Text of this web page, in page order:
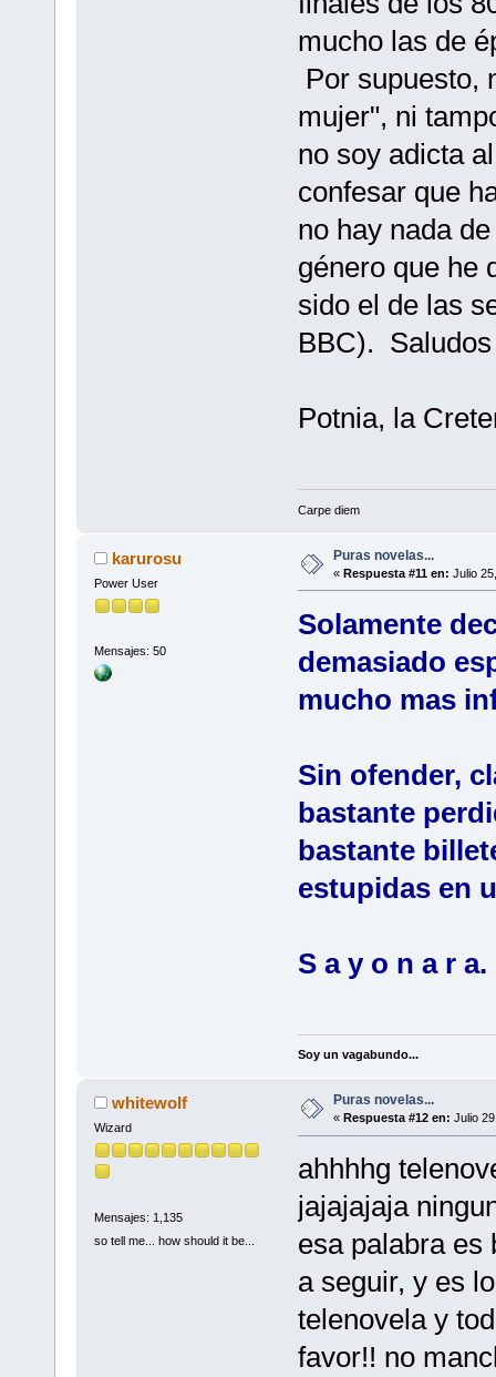
mucho las de
Por supuesto,
mujer", ni
no soy adicta
confesar que
no hay nada
género que he
sido el de las
BBC). Saludos
Potnia, la
Carpe diem
karurosu
Power User
Mensajes: 50
Puras novelas...
« Respuesta #11 en: Julio
Solamente
demasiado
mucho mas
Sin ofender,
bastante
bastante
estupidas en
S a y o n a r a.
Soy un vagabundo...
whitewolf
Wizard
Mensajes: 1,135
so tell me... how should it be...
Puras novelas...
« Respuesta #12 en: Julio
ahhhhg
jajajajaja
esa palabra es
a seguir, y es
telenovela y
favor!! no